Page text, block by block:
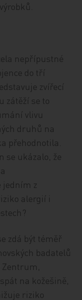
nepřípustné
do tří
zvířecí
zátěží se to
vlivu
druhů na
přehodnotila.
se ukázalo, že
jedním z
alergií i
zdá být téměř
badatelů
Zentrum,
na kožešině,
riziko